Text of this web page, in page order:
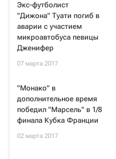
Экс-футболист
"Дижона" Туати погиб в
аварии с участием
микроавтобуса певицы
Дженифер
07 марта 2017
"Монако" в
дополнительное время
победил "Марсель" в 1/8
финала Кубка Франции
02 марта 2017